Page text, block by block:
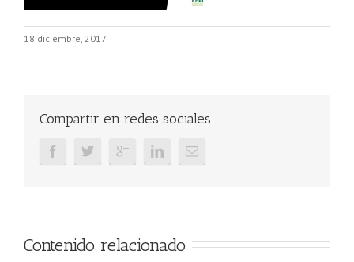
18 diciembre, 2017
Compartir en redes sociales
Contenido relacionado